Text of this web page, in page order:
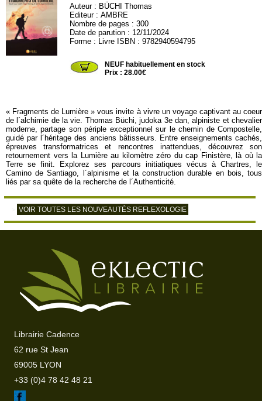
Auteur : BÜCHI Thomas
Editeur :AMBRE
Nombre de pages : 300
Date de parution : 12/11/2024
Forme : Livre ISBN : 9782940594795
NEUF habituellement en stock
Prix : 28.00€
« Fragments de Lumière » vous invite à vivre un voyage captivant au coeur
de l´alchimie de la vie. Thomas Büchi, judoka 3e dan, alpiniste et chevalier
moderne, partage son périple exceptionnel sur le chemin de Compostelle,
guidé par l´héritage des anciens bâtisseurs. Entre enseignements cachés,
épreuves transformatrices et rencontres inattendues, découvrez son
retournement vers la Lumière au kilomètre zéro du cap Finistère, là où la
Terre se finit. Explorez ses parcours initiatiques vécus à Chartres, le
Camino de Santiago, l´alpinisme et la construction durable en bois, tous
liés par sa quête de la recherche de l´Authenticité.
VOIR TOUTES LES NOUVEAUTÉS REFLEXOLOGIE
Librairie Cadence
62 rue St Jean
69005 LYON
+33 (0)4 78 42 48 21